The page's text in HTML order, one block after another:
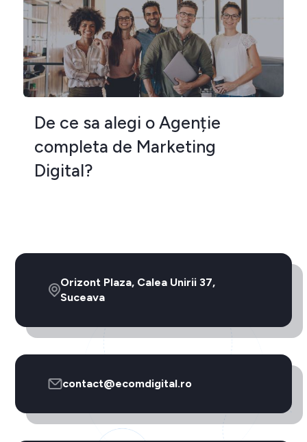
De ce sa alegi o Agenție
completa de Marketing
Digital?
Orizont Plaza, Calea Unirii 37,
Suceava
contact@ecomdigital.ro